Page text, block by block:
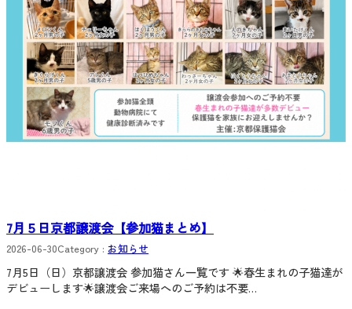
7月５日京都譲渡会【参加猫まとめ】
2026-06-30Category : お知らせ
7月5日（日）京都譲渡会 参加猫さん一覧です 🌟春生まれの子猫達が
デビューします🌟譲渡会ご来場へのご予約は不要…